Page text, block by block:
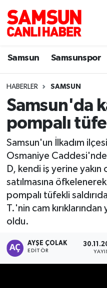
Samsun Samsunspor
HABERLER SAMSUN
Samsun'da
pompalı
Samsun'un İlkadım
Osmaniye
D, kendi iş yerine
satılmasına
pompalı tüfekli
T.'nin cam
oldu.
AYŞE ÇOLAK
EDITÖR
Samsun
Sokak Röportajları
Dünya
Eğitim
Sağlık
Manşet Haberi
Samsun Nöbetçi
Samsun Hava
Samsun Namaz
Samsun Trafik
Süper Lig Puan
Tüm Manşetler
Son Dakika Haberleri